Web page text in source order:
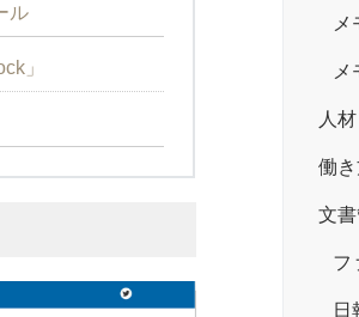
ル
」
メ
人
働
文
フ
日